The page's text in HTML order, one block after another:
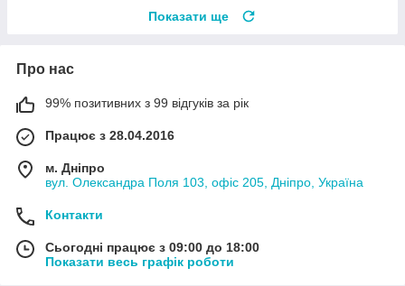
Показати ще
Про нас
99% позитивних з 99 відгуків за рік
Працює з 28.04.2016
м. Дніпро
вул. Олександра Поля 103, офіс 205, Дніпро, Україна
Контакти
Сьогодні працює з 09:00 до 18:00
Показати весь графік роботи